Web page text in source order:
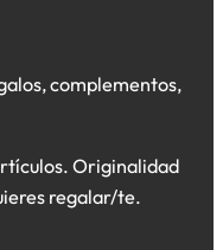
complementos,
Originalidad
regalar/te.